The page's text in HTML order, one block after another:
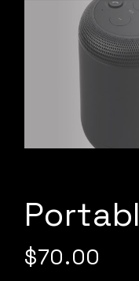
$70.00